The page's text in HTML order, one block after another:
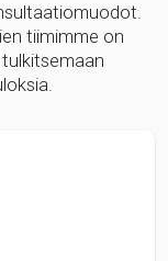
tiimimme on